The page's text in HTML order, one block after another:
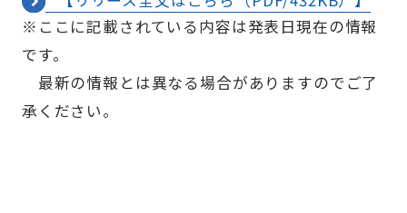
※ここに記載されている内容は発表日現在の情報
です。
最新の情報とは異なる場合がありますのでご了
承ください。